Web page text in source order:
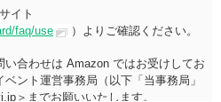
イト
faq/use ）よりご確認ください。
い合わせは Amazon ではお受けしてお
ント運営事務局（以下「当事務局」
＞までお願いいたします。